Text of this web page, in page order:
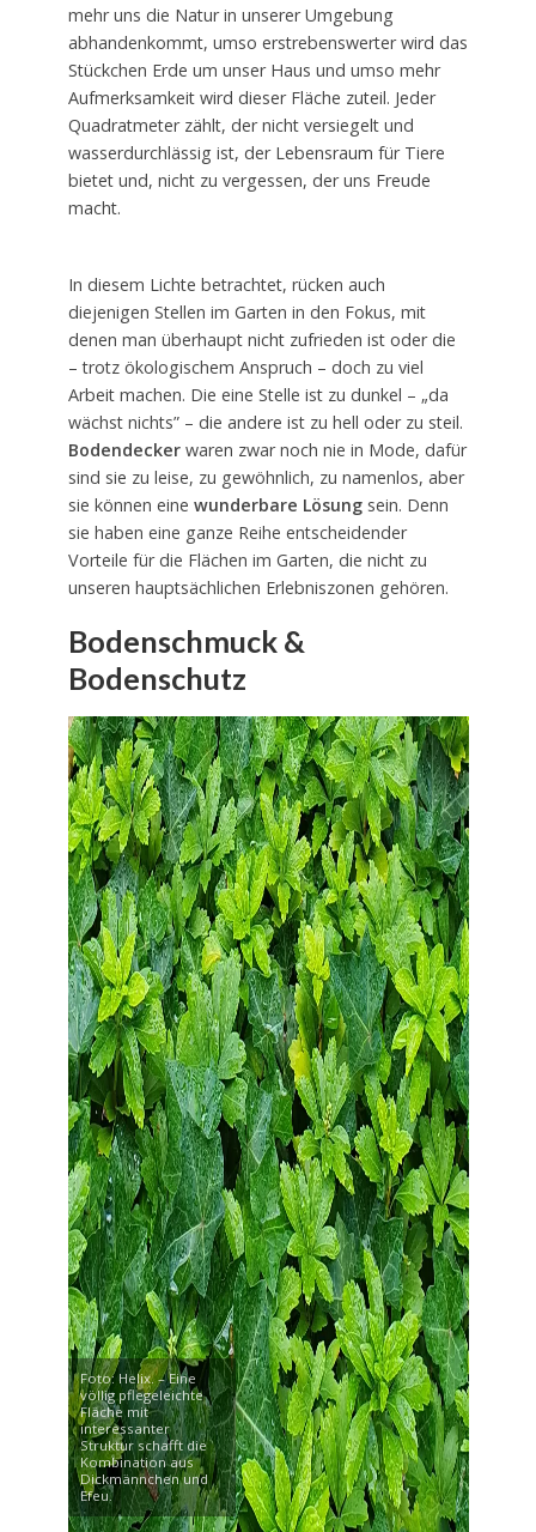
mehr uns die Natur in unserer Umgebung
abhandenkommt, umso erstrebenswerter wird das
Stückchen Erde um unser Haus und umso mehr
Aufmerksamkeit wird dieser Fläche zuteil. Jeder
Quadratmeter zählt, der nicht versiegelt und
wasserdurchlässig ist, der Lebensraum für Tiere
bietet und, nicht zu vergessen, der uns Freude
macht.
In diesem Lichte betrachtet, rücken auch
diejenigen Stellen im Garten in den Fokus, mit
denen man überhaupt nicht zufrieden ist oder die
– trotz ökologischem Anspruch – doch zu viel
Arbeit machen. Die eine Stelle ist zu dunkel – „da
wächst nichts” – die andere ist zu hell oder zu steil.
Bodendeckerwaren zwar noch nie in Mode, dafür
sind sie zu leise, zu gewöhnlich, zu namenlos, aber
sie können eine wunderbare Lösungsein. Denn
sie haben eine ganze Reihe entscheidender
Vorteile für die Flächen im Garten, die nicht zu
unseren hauptsächlichen Erlebniszonen gehören.
Bodenschmuck &
Bodenschutz
Foto: Helix. – Eine
völlig pflegeleichte
Fläche mit
interessanter
Struktur schafft die
Kombination aus
Dickmännchen und
Efeu.